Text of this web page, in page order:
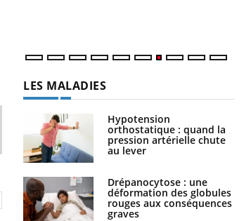
LES MALADIES
Hypotension
orthostatique : quand la
pression artérielle chute
au lever
Drépanocytose : une
déformation des globules
rouges aux conséquences
graves